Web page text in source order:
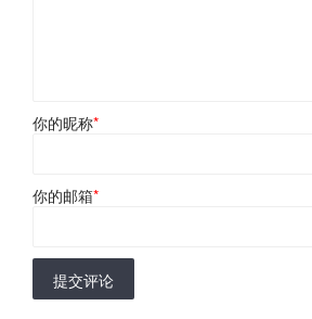
你的昵称*
你的邮箱*
提交评论